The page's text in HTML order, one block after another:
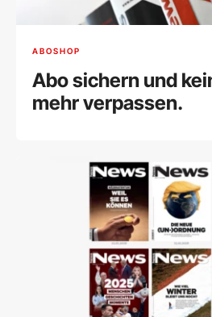
ABOSHOP
Abo sichern und
mehr verpassen.